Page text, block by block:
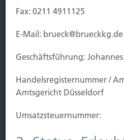
Leben
Vorsorgen
Kauf Grundstück
Baubeginn
Schaden
Fax: 0211 4911125
E-Mail: brueck@brueckkg.de
Geschäftsführung:
Handels­registernummer /
Amtsgericht Düsseldorf
Umsatzsteuer­nummer: